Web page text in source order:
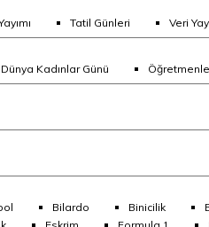
Tatil Günleri Veri
Dünya Kadınlar Günü
Bilardo Binicilik